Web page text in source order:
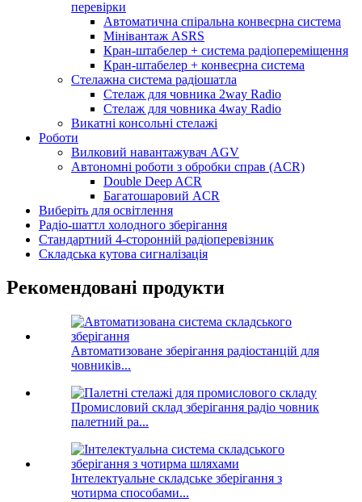
перевірки
Автоматична спіральна конвеєрна система
Мінівантаж ASRS
Кран-штабелер + система радіопереміщення
Кран-штабелер + конвеєрна система
Стелажна система радіошатла
Стелаж для човника 2way Radio
Стелаж для човника 4way Radio
Викатні консольні стелажі
Роботи
Вилковий навантажувач AGV
Автономні роботи з обробки справ (ACR)
Double Deep ACR
Багатошаровий ACR
Виберіть для освітлення
Радіо-шаттл холодного зберігання
Стандартний 4-сторонній радіоперевізник
Складська кутова сигналізація
Рекомендовані продукти
Автоматизоване зберігання радіостанцій для
човників...
Промисловий склад зберігання радіо човник
палетний ра...
Інтелектуальне складське зберігання з
чотирма способами...